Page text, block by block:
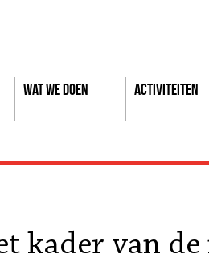
Wat we doen Activiteiten
kader van de